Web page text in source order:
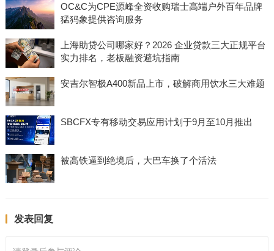
OC&C为CPE源峰全资收购瑞士高端户外百年品牌
猛犸象提供咨询服务
上海助贷公司哪家好？2026 企业贷款三大正规平台
实力排名，老板融资避坑指南
安吉尔智极A400新品上市，破解商用饮水三大难题
SBCFX专有移动交易应用计划于9月至10月推出
被高铁逼到绝境后，大巴车换了个活法
发表回复